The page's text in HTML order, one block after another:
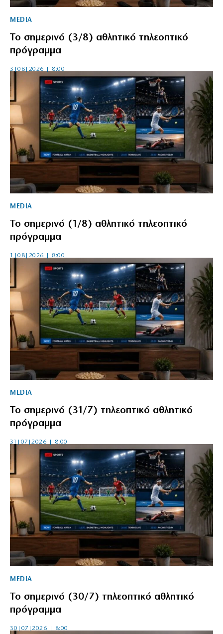
MEDIA
Το σημερινό (3/8) αθλητικό τηλεοπτικό
πρόγραμμα
3|08|2026 | 8:00
MEDIA
Το σημερινό (1/8) αθλητικό τηλεοπτικό
πρόγραμμα
1|08|2026 | 8:00
MEDIA
Το σημερινό (31/7) τηλεοπτικό αθλητικό
πρόγραμμα
31|07|2026 | 8:00
MEDIA
Το σημερινό (30/7) τηλεοπτικό αθλητικό
πρόγραμμα
30|07|2026 | 8:00